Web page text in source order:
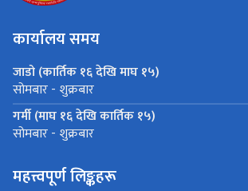
कार्यालय समय
जाडो (कार्तिक १६ देखि माघ १५)
सोमबार - शुक्रबार
गर्मी (माघ १६ देखि कार्तिक १५)
सोमबार - शुक्रबार
महत्त्वपूर्ण लिङ्कहरू